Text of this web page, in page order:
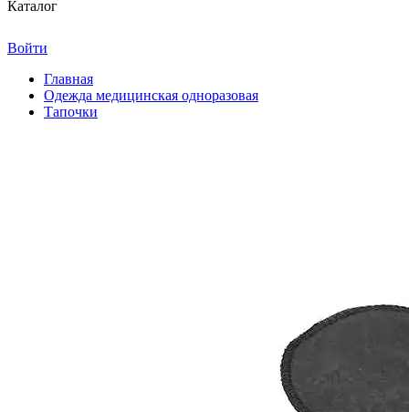
Каталог
Войти
Главная
Одежда медицинская одноразовая
Тапочки